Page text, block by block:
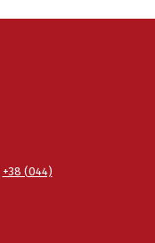
+38 (044)